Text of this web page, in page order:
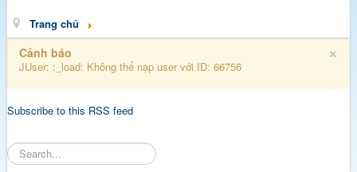
Trang chủ
×
Cảnh báo
JUser: :_load: Không thể nạp user với ID: 66756
Subscribe to this RSS feed
Tìm
kiếm